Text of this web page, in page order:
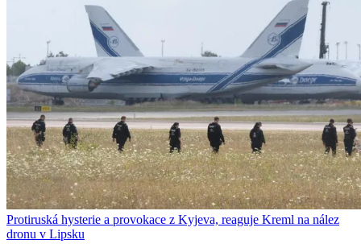
Protiruská hysterie a provokace z Kyjeva, reaguje Kreml na nález
dronu v Lipsku